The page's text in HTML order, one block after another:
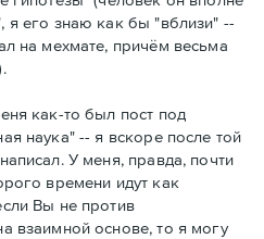
я его знаю как бы "вблизи" --
на мехмате, причём весьма
как-то был пост под
наука" -- я вскоре после той
У меня, правда, почти
времени идут как
Вы не против
взаимной основе, то я могу